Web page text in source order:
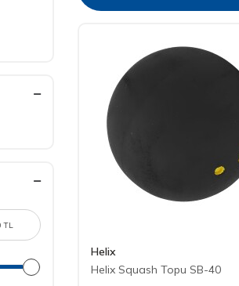
Helix
Helix Squash Topu SB-40